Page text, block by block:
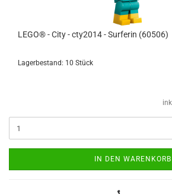
LEGO® - City - cty2014 - Surferin (60506)
Lagerbestand: 10 Stück
IN DEN WARENKORB